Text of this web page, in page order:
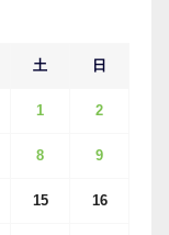
土 日
1 2
8 9
15 16